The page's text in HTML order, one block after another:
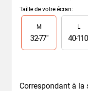
sur
5
étoiles.
avis
Taille de votre écran:
Slide 1 of 2
M
32-77"
L
40-110
Correspondant à la